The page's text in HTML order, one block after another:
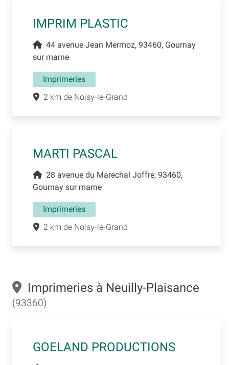
IMPRIM PLASTIC
44 avenue Jean Mermoz, 93460, Gournay
sur marne
Imprimeries
2 km de Noisy-le-Grand
MARTI PASCAL
28 avenue du Marechal Joffre, 93460,
Gournay sur marne
Imprimeries
2 km de Noisy-le-Grand
Imprimeries à Neuilly-Plaisance
(93360)
GOELAND PRODUCTIONS